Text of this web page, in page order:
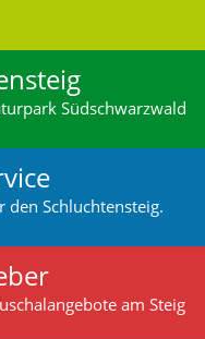
Südschwarzwald
Schluchtensteig.
am Steig